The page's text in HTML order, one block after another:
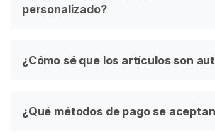
personalizado?
¿Cómo sé que los artículos son
¿Qué métodos de pago se